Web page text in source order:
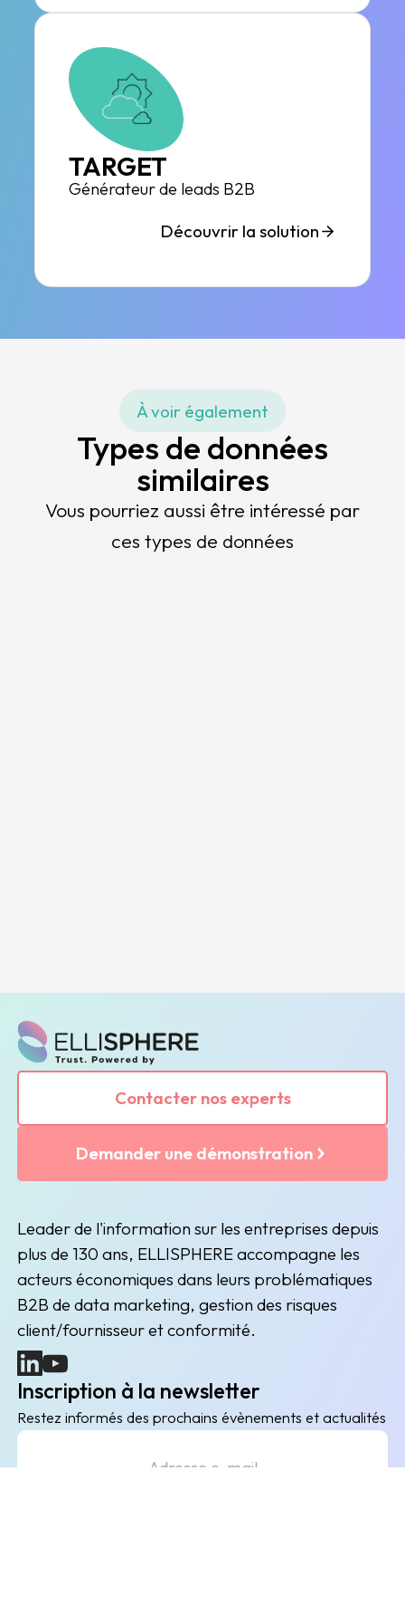
TARGET
Générateur de leads B2B
Découvrir la solution
À voir également
Types de données
similaires
Vous pourriez aussi être intéressé par
ces types de données
Contacter nos experts
Demander une démonstration
Leader de l'information sur les entreprises depuis
plus de 130 ans, ELLISPHERE accompagne les
acteurs économiques dans leurs problématiques
B2B de data marketing, gestion des risques
client/fournisseur et conformité.
(nouvelle fenêtre)
(nouvelle fenêtre)
Inscription à la newsletter
Restez informés des prochains évènements et actualités